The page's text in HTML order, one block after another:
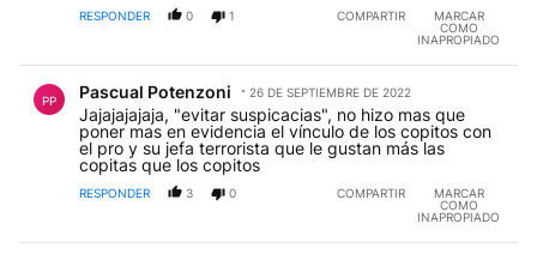
RESPONDER 0 1 COMPARTIR
MARCAR
COMO
INAPROPIADO
PP Pascual Potenzoni 26 DE SEPTIEMBRE DE 2022
Jajajajajaja, "evitar suspicacias", no hizo mas que
poner mas en evidencia el vínculo de los copitos con
el pro y su jefa terrorista que le gustan más las
copitas que los copitos
RESPONDER 3 0 COMPARTIR
MARCAR
COMO
INAPROPIADO